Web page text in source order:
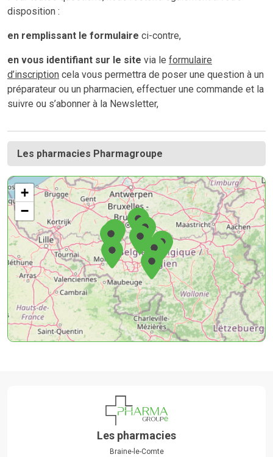
disposition :
en remplissant le formulaire ci-contre,
en vous identifiant sur le site via le formulaire
d’inscription cela vous permettra de poser une question à un
préparateur ou un pharmacien, effectuer une commande et la
suivre ou s’abonner à la Newsletter,
Les pharmacies Pharmagroupe
+
−
Les pharmacies
Braine-le-Comte